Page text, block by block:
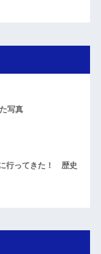
写真
行ってきた！ 歴史